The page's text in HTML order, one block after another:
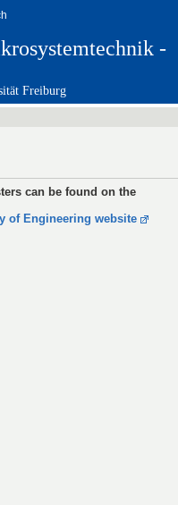
-
Freiburg
can be found on the
of Engineering website